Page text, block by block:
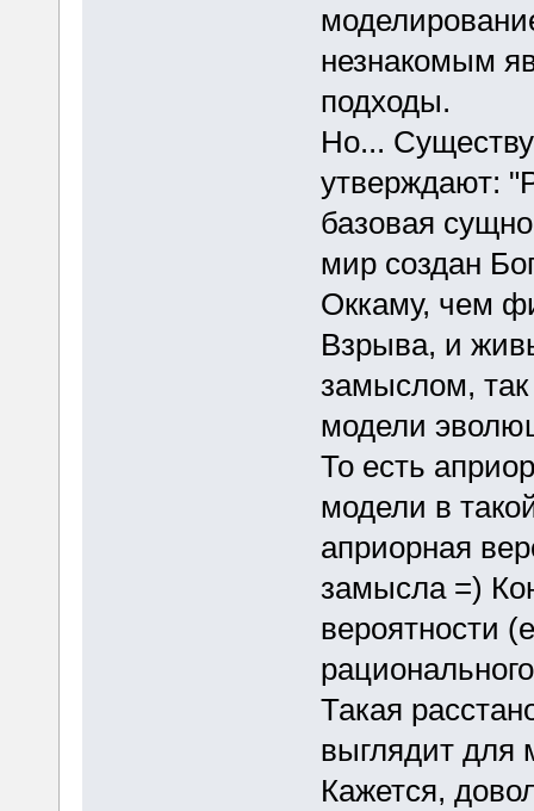
незнакомым
подходы.
Но...
утверждают:
базовая
мир создан
Оккаму, чем
Взрыва, и
замыслом,
модели
То есть
модели в
априорная
замысла =)
вероятности
Такая
выглядит для
Кажется,